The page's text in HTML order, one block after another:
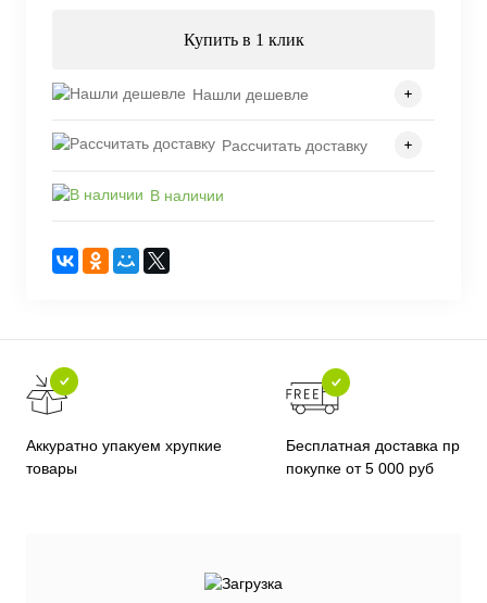
Купить в 1 клик
Нашли дешевле
Рассчитать доставку
В наличии
Аккуратно упакуем хрупкие
товары
Бесплатная доставка при
покупке от 5 000 руб